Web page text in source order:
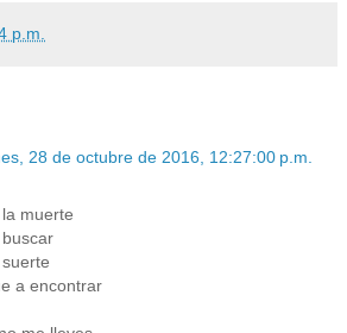
p.m.
28 de octubre de 2016, 12:27:00 p.m.
muerte
a encontrar